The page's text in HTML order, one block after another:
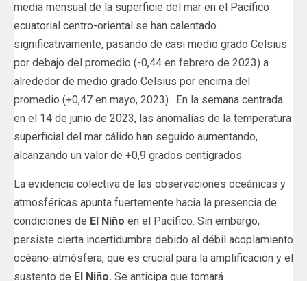
media mensual de la superficie del mar en el Pacífico
ecuatorial centro-oriental se han calentado
significativamente, pasando de casi medio grado Celsius
por debajo del promedio (-0,44 en febrero de 2023) a
alrededor de medio grado Celsius por encima del
promedio (+0,47 en mayo, 2023). En la semana centrada
en el 14 de junio de 2023, las anomalías de la temperatura
superficial del mar cálido han seguido aumentando,
alcanzando un valor de +0,9 grados centígrados.
La evidencia colectiva de las observaciones oceánicas y
atmosféricas apunta fuertemente hacia la presencia de
condiciones de El Niño en el Pacífico. Sin embargo,
persiste cierta incertidumbre debido al débil acoplamiento
océano-atmósfera, que es crucial para la amplificación y el
sustento de El Niño. Se anticipa que tomará